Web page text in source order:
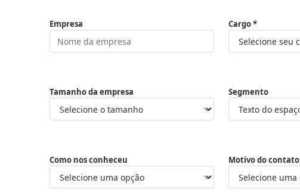
Empresa Cargo *
Tamanho da empresa Segmento
Como nos conheceu Motivo do contato